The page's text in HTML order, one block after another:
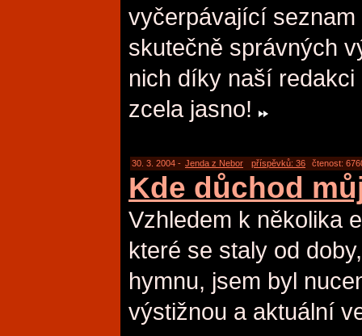
vyčerpávající
skutečně správných
nich díky naší
zcela jasno!
30. 3. 2004 - Jenda z Nebor příspěvků: 36 čtenost:
Kde důchod
Vzhledem k několika
které se staly od
hymnu, jsem byl
výstižnou a aktuální